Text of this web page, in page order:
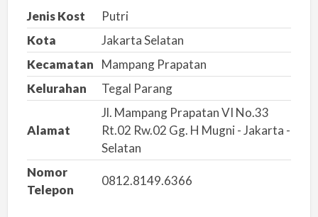
n
m
a
s
a
l
h
Jenis Kost
Putri
Kota
Jakarta Selatan
Kecamatan
Mampang Prapatan
Kelurahan
Tegal Parang
Alamat
Jl. Mampang Prapatan VI No.33
Rt.02 Rw.02 Gg. H Mugni - Jakarta -
Selatan
Nomor
Telepon
0812.8149.6366